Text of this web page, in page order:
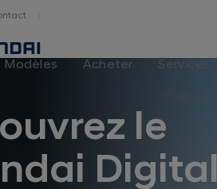
Hyundai
logo
Modèles Acheter Services
le